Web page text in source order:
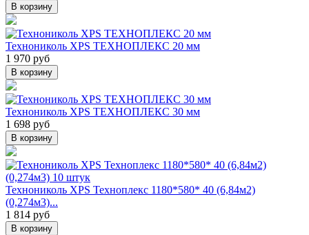
В корзину
Технониколь XPS ТЕХНОПЛЕКС 20 мм
1 970 руб
В корзину
Технониколь XPS ТЕХНОПЛЕКС 30 мм
1 698 руб
В корзину
Технониколь XPS Техноплекс 1180*580* 40 (6,84м2)
(0,274м3)...
1 814 руб
В корзину